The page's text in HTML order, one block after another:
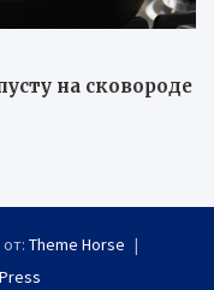
на сковороде
Theme Horse